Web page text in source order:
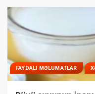
FAYDALI MƏLUMATLAR